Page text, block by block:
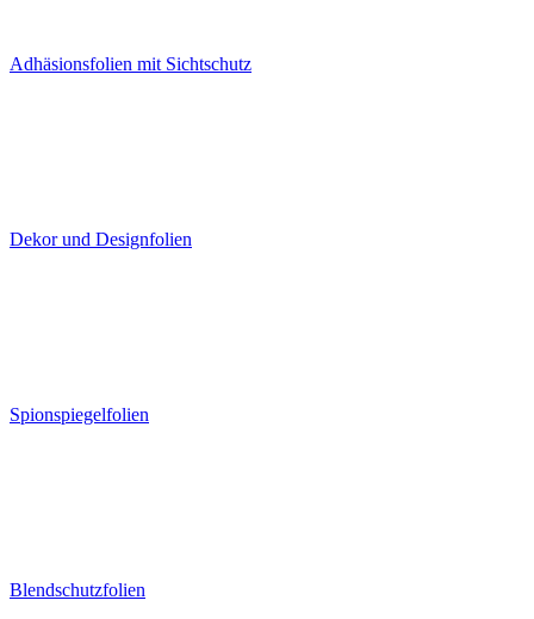
Adhäsionsfolien mit Sichtschutz
Dekor und Designfolien
Spionspiegelfolien
Blendschutzfolien